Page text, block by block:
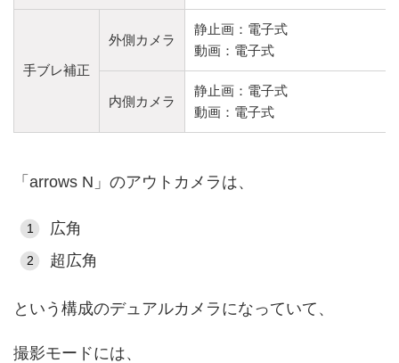
手ブレ補正
外側カメラ
静止画：電子式
動画：電子式
内側カメラ
静止画：電子式
動画：電子式
「arrows N」のアウトカメラは、
広角
超広角
という構成のデュアルカメラになっていて、
撮影モードには、